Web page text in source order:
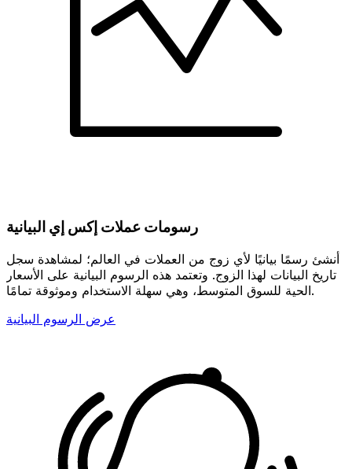
رسومات عملات إكس إي البيانية
أنشئ رسمًا بيانيًا لأي زوج من العملات في العالم؛ لمشاهدة سجل
تاريخ البيانات لهذا الزوج. وتعتمد هذه الرسوم البيانية على الأسعار
الحية للسوق المتوسط، وهي سهلة الاستخدام وموثوقة تمامًا.
عرض الرسوم البيانية